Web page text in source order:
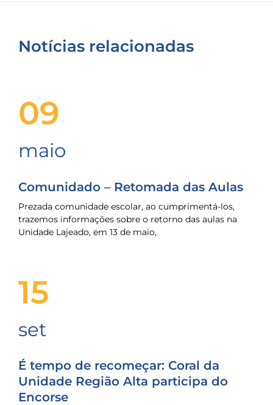
Notícias relacionadas
09
maio
Comunidado – Retomada das Aulas
Prezada comunidade escolar, ao cumprimentá-los,
trazemos informações sobre o retorno das aulas na
Unidade Lajeado, em 13 de maio,
15
set
É tempo de recomeçar: Coral da
Unidade Região Alta participa do
Encorse